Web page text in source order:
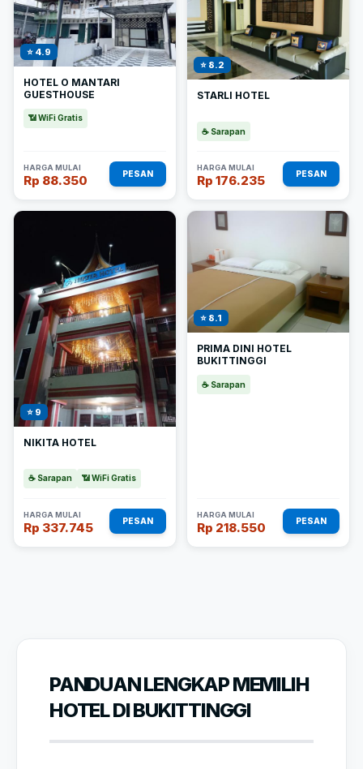
⭐ 4.9
HOTEL O MANTARI
GUESTHOUSE
📶 WiFi Gratis
HARGA MULAI
Rp 88.350 PESAN
⭐ 8.2
STARLI HOTEL
☕ Sarapan
HARGA MULAI
Rp 176.235 PESAN
⭐ 9
NIKITA HOTEL
☕ Sarapan 📶 WiFi Gratis
HARGA MULAI
Rp 337.745 PESAN
⭐ 8.1
PRIMA DINI HOTEL
BUKITTINGGI
☕ Sarapan
HARGA MULAI
Rp 218.550 PESAN
PANDUAN LENGKAP MEMILIH
HOTEL DI BUKITTINGGI